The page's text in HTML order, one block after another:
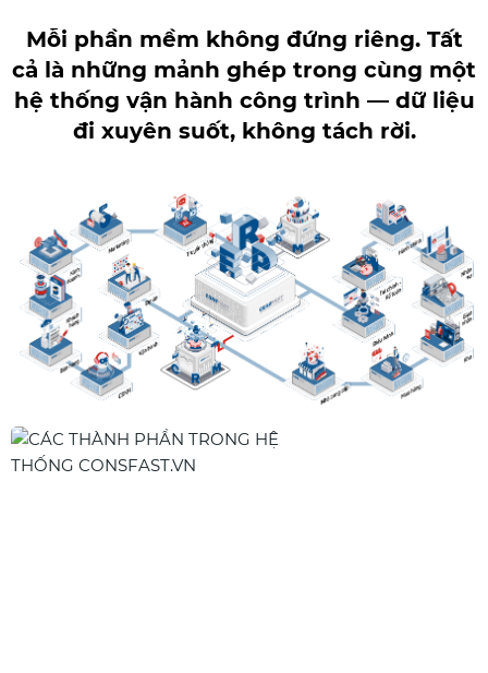
Mỗi phần mềm không đứng riêng. Tất
cả là những mảnh ghép trong cùng một
hệ thống vận hành công trình — dữ liệu
đi xuyên suốt, không tách rời.